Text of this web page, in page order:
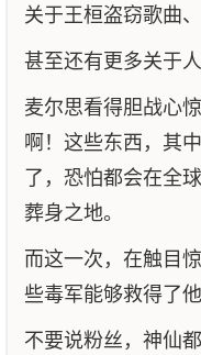
关于王桓盗窃歌曲
甚至还有更多关于
麦尔思看得胆战心
啊！这些东西，其
了，恐怕都会在全
葬身之地。
而这一次，在触目
些毒军能够救得了他
不要说粉丝，神仙都